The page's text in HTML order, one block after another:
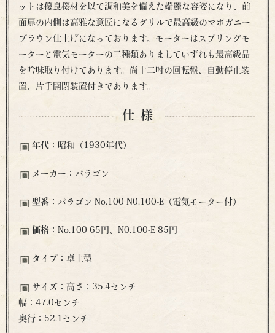
ットは優良桜材を以て調和美を備えた端麗な容姿になり、前
面扉の内側は高雅な意匠になるグリルで最高級のマホガニー
ブラウン仕上げになっております。モーターはスプリングモ
ーターと電気モーターの二種類ありましていずれも最高級品
を吟味取り付けてあります。尚十二吋の回転盤、自動停止装
置、片手開閉装置付きであります。
仕様
年代： 昭和（1930年代）
メーカー： パラゴン
型番： パラゴン No.100 N0.100-E（電気モーター付）
価格：No.100 65円、N0.100-E 85円
タイプ：卓上型
サイズ： 高さ：35.4センチ
幅：47.0センチ
奥行：52.1センチ